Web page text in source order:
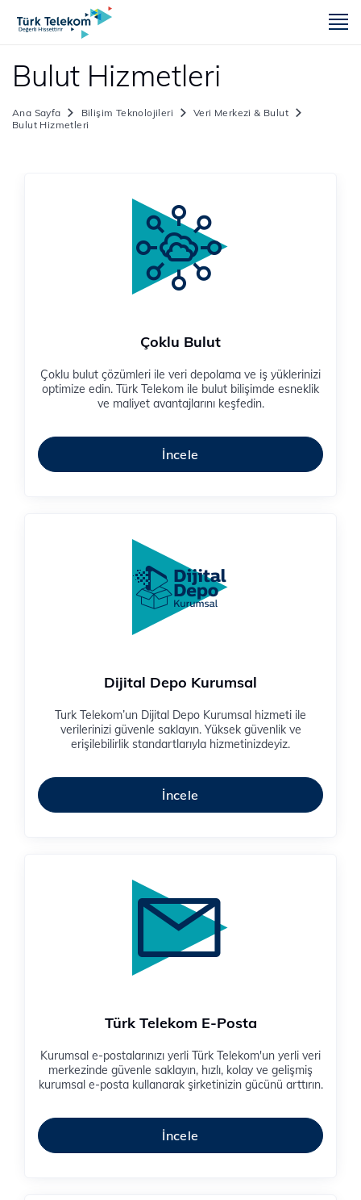
Bulut Hizmetleri
Ana Sayfa Bilişim Teknolojileri
Veri Merkezi & Bulut
Bulut Hizmetleri
Çoklu Bulut
Çoklu bulut çözümleri ile veri depolama ve iş yüklerinizi
optimize edin. Türk Telekom ile bulut bilişimde esneklik
ve maliyet avantajlarını keşfedin.
İncele
Dijital Depo Kurumsal
Turk Telekom’un Dijital Depo Kurumsal hizmeti ile
verilerinizi güvenle saklayın. Yüksek güvenlik ve
erişilebilirlik standartlarıyla hizmetinizdeyiz.
İncele
Türk Telekom E-Posta
Kurumsal e-postalarınızı yerli Türk Telekom'un yerli veri
merkezinde güvenle saklayın, hızlı, kolay ve gelişmiş
kurumsal e-posta kullanarak şirketinizin gücünü arttırın.
İncele